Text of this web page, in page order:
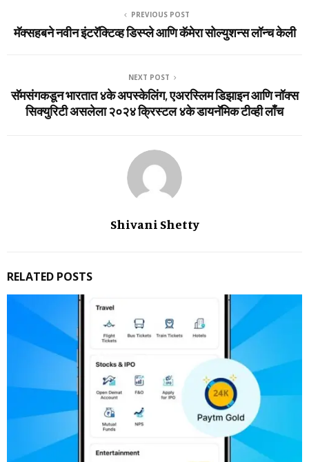
PREVIOUS POST
मॅक्सहबने नवीन इंटरॅक्टिव्ह डिस्प्ले आणि कॅमेरा सोल्युशन्स लॉन्च केली
NEXT POST
सॅमसंगकडून भारतात ४के अपस्‍केलिंग, एअरस्लिम डिझाइन आणि नॉक्‍स
सिक्‍युरिटी असलेला २०२४ क्रिस्‍टल ४के डायनॅमिक टीव्‍ही लाँच
Shivani Shetty
RELATED POSTS